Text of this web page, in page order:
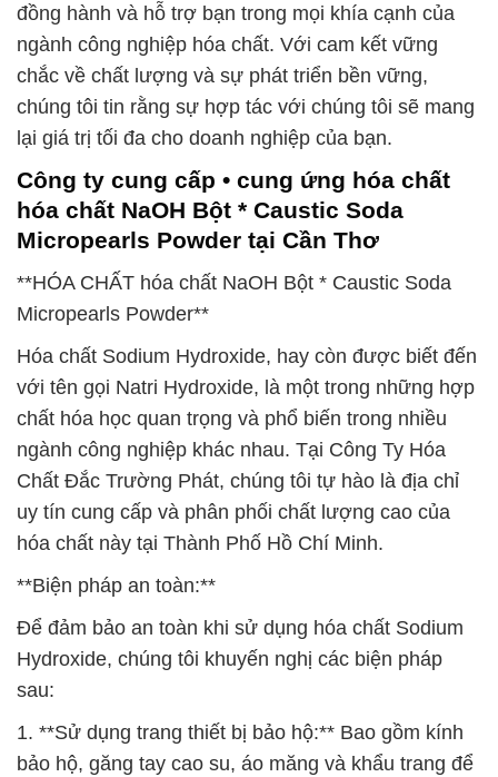
đồng hành và hỗ trợ bạn trong mọi khía cạnh của
ngành công nghiệp hóa chất. Với cam kết vững
chắc về chất lượng và sự phát triển bền vững,
chúng tôi tin rằng sự hợp tác với chúng tôi sẽ mang
lại giá trị tối đa cho doanh nghiệp của bạn.
Công ty cung cấp • cung ứng hóa chất
hóa chất NaOH Bột * Caustic Soda
Micropearls Powder tại Cần Thơ
**HÓA CHẤT hóa chất NaOH Bột * Caustic Soda
Micropearls Powder**
Hóa chất Sodium Hydroxide, hay còn được biết đến
với tên gọi Natri Hydroxide, là một trong những hợp
chất hóa học quan trọng và phổ biến trong nhiều
ngành công nghiệp khác nhau. Tại Công Ty Hóa
Chất Đắc Trường Phát, chúng tôi tự hào là địa chỉ
uy tín cung cấp và phân phối chất lượng cao của
hóa chất này tại Thành Phố Hồ Chí Minh.
**Biện pháp an toàn:**
Để đảm bảo an toàn khi sử dụng hóa chất Sodium
Hydroxide, chúng tôi khuyến nghị các biện pháp
sau:
1. **Sử dụng trang thiết bị bảo hộ:** Bao gồm kính
bảo hộ, găng tay cao su, áo măng và khẩu trang để